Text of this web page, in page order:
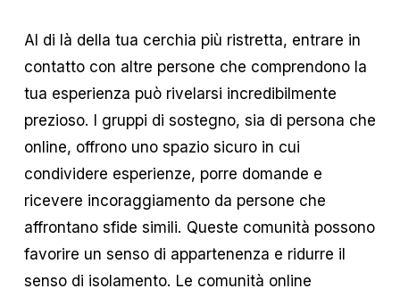
Al di là della tua cerchia più ristretta, entrare in
contatto con altre persone che comprendono la
tua esperienza può rivelarsi incredibilmente
prezioso. I gruppi di sostegno, sia di persona che
online, offrono uno spazio sicuro in cui
condividere esperienze, porre domande e
ricevere incoraggiamento da persone che
affrontano sfide simili. Queste comunità possono
favorire un senso di appartenenza e ridurre il
senso di isolamento. Le comunità online